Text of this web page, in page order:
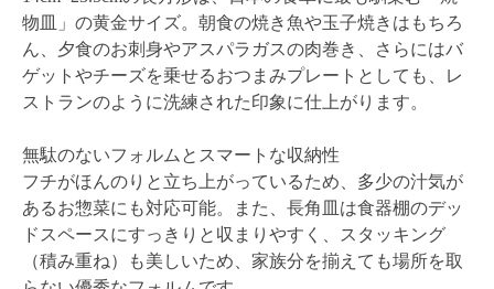
物皿」の黄金サイズ。朝食の焼き魚や玉子焼きはもちろ
ん、夕食のお刺身やアスパラガスの肉巻き、さらにはバ
ゲットやチーズを乗せるおつまみプレートとしても、レ
ストランのように洗練された印象に仕上がります。
無駄のないフォルムとスマートな収納性
フチがほんのりと立ち上がっているため、多少の汁気が
あるお惣菜にも対応可能。また、長角皿は食器棚のデッ
ドスペースにすっきりと収まりやすく、スタッキング
（積み重ね）も美しいため、家族分を揃えても場所を取